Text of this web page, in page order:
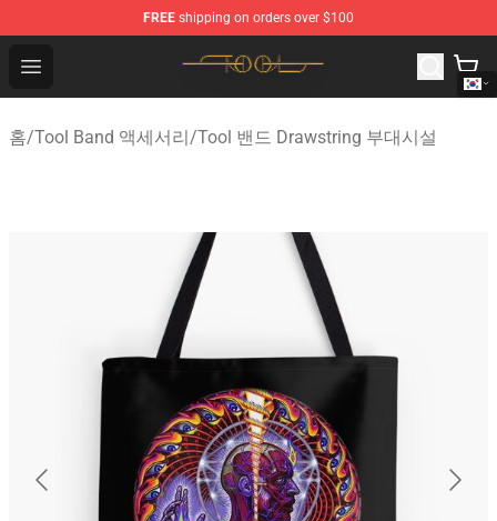
FREE shipping on orders over $100
Open menu
Tool Store - Official Tool Merchandise Shop
홈/Tool Band 액세서리/Tool 밴드 Drawstring 부대시설